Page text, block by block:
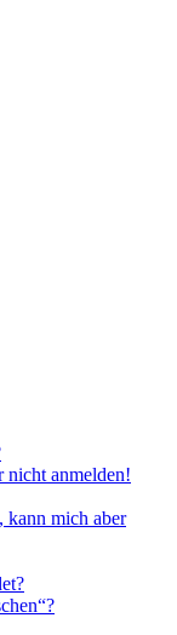
nicht anmelden!
kann mich aber